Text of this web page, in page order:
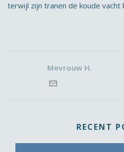
terwijl zijn tranen de koude vacht
Mevrouw H.
RECENT